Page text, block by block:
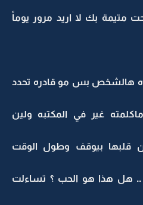
متيمة بك لا اريد مرور يوماً
هالشخص بس مو قادره تحدد
غير في المكتبه ولين
بيوقف وطول الوقت
.. هل هذا هو الحب ؟ تساءلت